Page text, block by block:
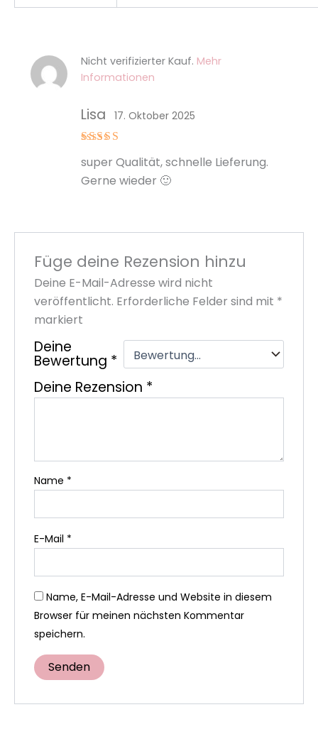
mit5von
5
Lisa 17. Oktober 2025
super Qualität, schnelle Lieferung.
Gerne wieder 🙂
Nicht verifizierter Kauf. Mehr
Informationen
Füge deine Rezension hinzu
Deine E-Mail-Adresse wird nicht
veröffentlicht. Erforderliche Felder sind mit *
markiert
Deine
Bewertung *
Deine Rezension *
Name *
E-Mail *
Name, E-Mail-Adresse und Website in diesem
Browser für meinen nächsten Kommentar
speichern.